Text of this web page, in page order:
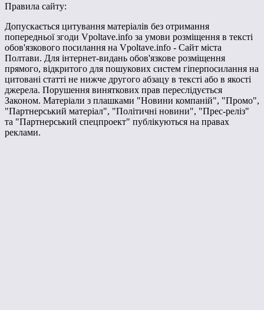
Правила сайту:
Допускається цитування матеріалів без отримання
попередньої згоди Vpoltave.info за умови розміщення в тексті
обов'язкового посилання на Vpoltave.info - Сайт міста
Полтави. Для інтернет-видань обов'язкове розміщення
прямого, відкритого для пошукових систем гіперпосилання на
цитовані статті не нижче другого абзацу в тексті або в якості
джерела. Порушення виняткових прав переслідується
Законом. Матеріали з плашками "Новини компаній", "Промо",
"Партнерський матеріал", "Політичні новини", "Прес-реліз"
та "Партнерський спецпроект" публікуються на правах
реклами.